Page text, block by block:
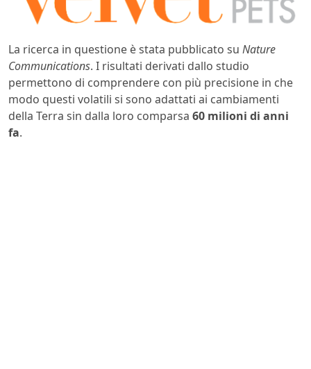
La ricerca in questione è stata pubblicato su Nature
Communications. I risultati derivati dallo studio
permettono di comprendere con più precisione in che
modo questi volatili si sono adattati ai cambiamenti
della Terra sin dalla loro comparsa 60 milioni di anni
fa.